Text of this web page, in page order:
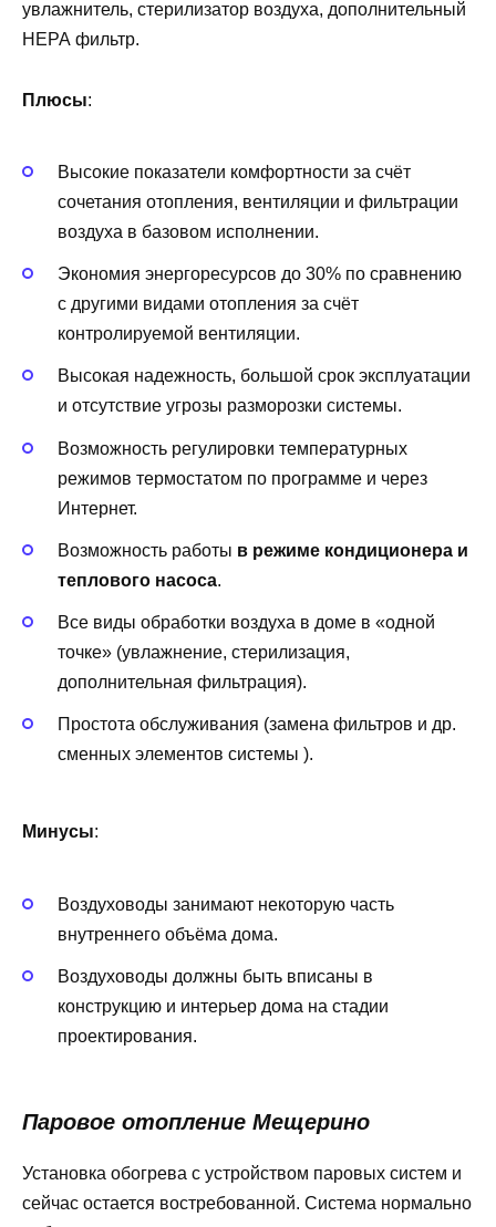
увлажнитель, стерилизатор воздуха, дополнительный
НЕРА фильтр.
Плюсы:
Высокие показатели комфортности за счёт
сочетания отопления, вентиляции и фильтрации
воздуха в базовом исполнении.
Экономия энергоресурсов до 30% по сравнению
с другими видами отопления за счёт
контролируемой вентиляции.
Высокая надежность, большой срок эксплуатации
и отсутствие угрозы разморозки системы.
Возможность регулировки температурных
режимов термостатом по программе и через
Интернет.
Возможность работы в режиме кондиционера и
теплового насоса.
Все виды обработки воздуха в доме в «одной
точке» (увлажнение, стерилизация,
дополнительная фильтрация).
Простота обслуживания (замена фильтров и др.
сменных элементов системы ).
Минусы:
Воздуховоды занимают некоторую часть
внутреннего объёма дома.
Воздуховоды должны быть вписаны в
конструкцию и интерьер дома на стадии
проектирования.
Паровое отопление Мещерино
Установка обогрева с устройством паровых систем и
сейчас остается востребованной. Система нормально